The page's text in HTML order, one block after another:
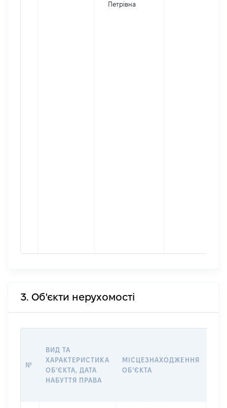
Петрівна
3. Об'єкти нерухомості
№
ВИД ТА
ХАРАКТЕРИСТИКА
ОБʼЄКТА, ДАТА
НАБУТТЯ ПРАВА
МІСЦЕЗНАХОДЖЕННЯ
ОБʼЄКТА